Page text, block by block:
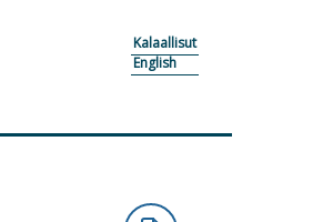
Kalaallisut
English